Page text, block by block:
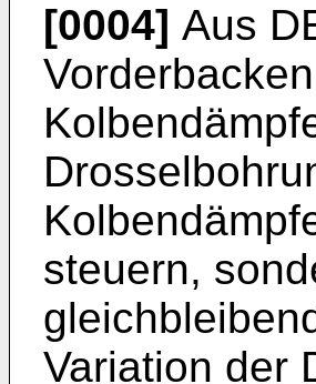
[0004] Aus
steuern,
Variation der